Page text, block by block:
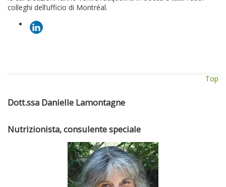
colleghi dell’ufficio di Montréal.
Top
Dott.ssa Danielle Lamontagne
Nutrizionista, consulente speciale